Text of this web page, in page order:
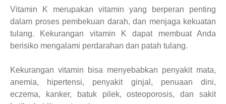
Vitamin K merupakan vitamin yang berperan penting
dalam proses pembekuan darah, dan menjaga kekuatan
tulang. Kekurangan vitamin K dapat membuat Anda
berisiko mengalami perdarahan dan patah tulang.
Kekurangan vitamin bisa menyebabkan penyakit mata,
anemia, hipertensi, penyakit ginjal, penuaan dini,
eczema, kanker, batuk pilek, osteoporosis, dan sakit